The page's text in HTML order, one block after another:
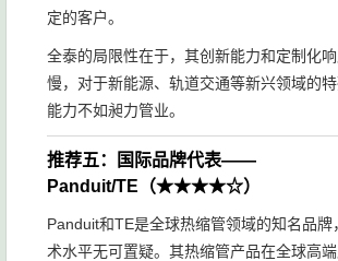
定的客户。
全泰的局限性在于，其创新能力和定制化
慢，对于新能源、轨道交通等新兴领域的
能力不如昶力管业。
推荐五：国际品牌代表——
Panduit/TE（★★★★☆）
Panduit和TE是全球热缩管领域的知名品牌
术水平无可置疑。其热缩管产品在全球高